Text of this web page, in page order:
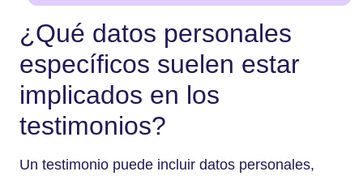
¿Qué datos personales
específicos suelen estar
implicados en los
testimonios?
Un testimonio puede incluir datos personales,